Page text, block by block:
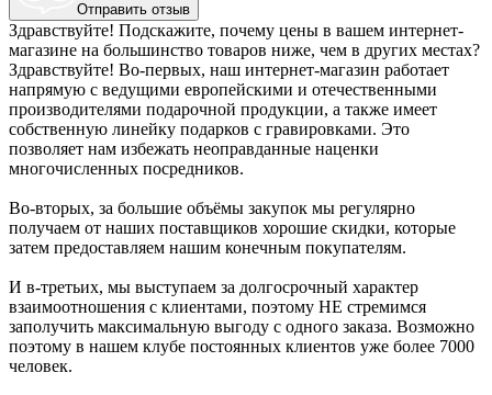
Отправить отзыв
Здравствуйте! Подскажите, почему цены в вашем интернет-
магазине на большинство товаров ниже, чем в других местах?
Здравствуйте! Во-первых, наш интернет-магазин работает
напрямую с ведущими европейскими и отечественными
производителями подарочной продукции, а также имеет
собственную линейку подарков с гравировками. Это
позволяет нам избежать неоправданные наценки
многочисленных посредников.
Во-вторых, за большие объёмы закупок мы регулярно
получаем от наших поставщиков хорошие скидки, которые
затем предоставляем нашим конечным покупателям.
И в-третьих, мы выступаем за долгосрочный характер
взаимоотношения с клиентами, поэтому НЕ стремимся
заполучить максимальную выгоду с одного заказа. Возможно
поэтому в нашем клубе постоянных клиентов уже более 7000
человек.